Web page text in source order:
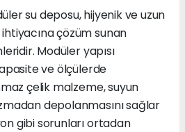
su deposu, hijyenik ve uzun
çözüm sunan
Modüler yapısı
ve ölçülerde
çelik malzeme, suyun
depolanmasını sağlar
gibi sorunları ortadan